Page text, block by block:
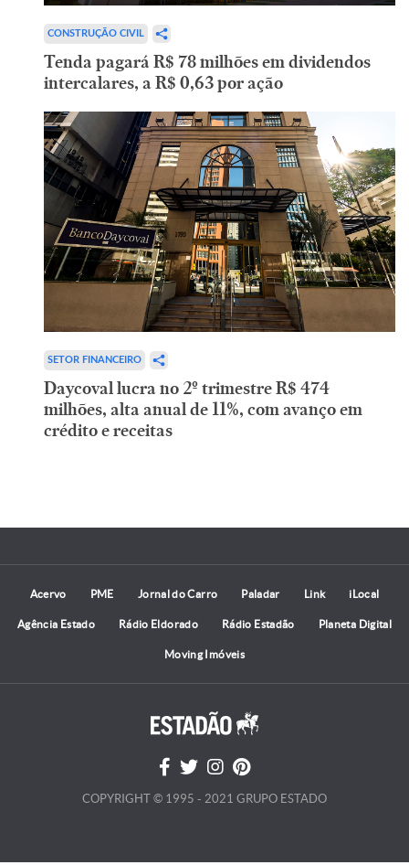
CONSTRUÇÃO CIVIL
Tenda pagará R$ 78 milhões em dividendos
intercalares, a R$ 0,63 por ação
SETOR FINANCEIRO
Daycoval lucra no 2º trimestre R$ 474
milhões, alta anual de 11%, com avanço em
crédito e receitas
Acervo PME Jornal do Carro Paladar Link iLocal
Agência Estado Rádio Eldorado Rádio Estadão Planeta Digital
Moving Imóveis
COPYRIGHT © 1995 - 2021 GRUPO ESTADO